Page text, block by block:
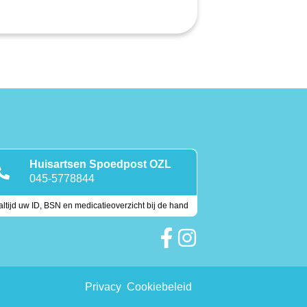
Huisartsen Spoedpost OZL
045-5778844
uw ID, BSN en medicatieoverzicht bij de hand
Privacy Cookiebeleid